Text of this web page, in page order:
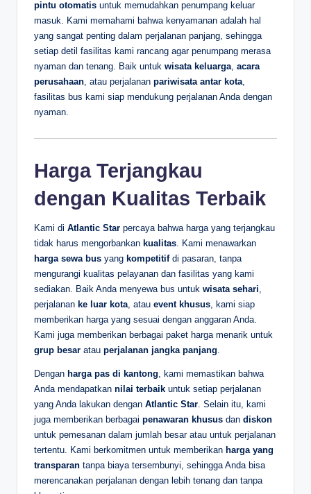
pintu otomatis untuk memudahkan penumpang keluar
masuk. Kami memahami bahwa kenyamanan adalah hal
yang sangat penting dalam perjalanan panjang, sehingga
setiap detil fasilitas kami rancang agar penumpang merasa
nyaman dan tenang. Baik untuk wisata keluarga, acara
perusahaan, atau perjalanan pariwisata antar kota,
fasilitas bus kami siap mendukung perjalanan Anda dengan
nyaman.
Harga Terjangkau
dengan Kualitas Terbaik
Kami di Atlantic Star percaya bahwa harga yang terjangkau
tidak harus mengorbankan kualitas . Kami menawarkan
harga sewa bus yang kompetitifdi pasaran, tanpa
mengurangi kualitas pelayanan dan fasilitas yang kami
sediakan. Baik Anda menyewa bus untuk wisata sehari
perjalanan ke luar kota , atau event khusus , kami siap
memberikan harga yang sesuai dengan anggaran Anda.
Kami juga memberikan berbagai paket harga menarik untuk
grup besar atau perjalanan jangka panjang
Dengan harga pas di kantong , kami memastikan bahwa
Anda mendapatkan nilai terbaik untuk setiap perjalanan
yang Anda lakukan dengan Atlantic Star . Selain itu, kami
juga memberikan berbagai penawaran khusus dan diskon
untuk pemesanan dalam jumlah besar atau untuk perjalanan
tertentu. Kami berkomitmen untuk memberikan harga yang
transparan tanpa biaya tersembunyi, sehingga Anda bisa
merencanakan perjalanan dengan lebih tenang dan tanpa